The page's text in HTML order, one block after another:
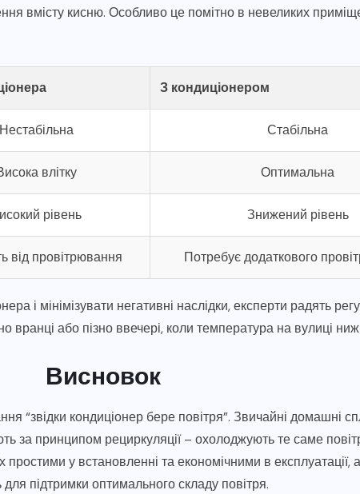
вмісту кисню. Особливо це помітно в невеликих
З кондиціонером
Нестабільна Стабільна
влітку Оптимальна
рівень Знижений рівень
від провітрювання Потребує додаткового
і мінімізувати негативні наслідки, експерти радять
вранці або пізно ввечері, коли температура на вулиці
Висновок
“звідки кондиціонер бере повітря”. Звичайні домашні
за принципом рециркуляції – охолоджують те саме
простими у встановленні та економічними в експлуатації,
підтримки оптимального складу повітря.